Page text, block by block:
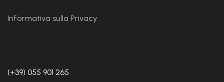
Informativa sulla Privacy
(+39) 055 901 265